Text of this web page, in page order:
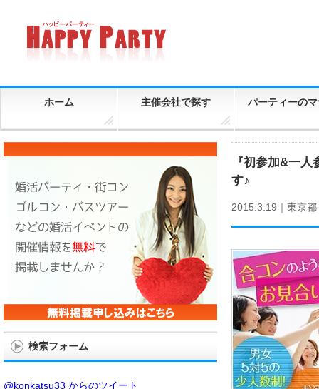
ホーム 主催会社で探す パーティーの
『初参加&一
す♪
2015.3.19｜ 東京都
検索フォーム
@konkatsu33 からのツイート